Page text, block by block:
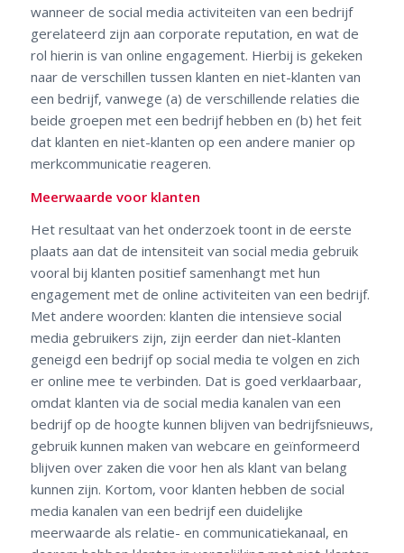
wanneer de social media activiteiten van een bedrijf
gerelateerd zijn aan corporate reputation, en wat de
rol hierin is van online engagement. Hierbij is gekeken
naar de verschillen tussen klanten en niet-klanten van
een bedrijf, vanwege (a) de verschillende relaties die
beide groepen met een bedrijf hebben en (b) het feit
dat klanten en niet-klanten op een andere manier op
merkcommunicatie reageren.
Meerwaarde voor klanten
Het resultaat van het onderzoek toont in de eerste
plaats aan dat de intensiteit van social media gebruik
vooral bij klanten positief samenhangt met hun
engagement met de online activiteiten van een bedrijf.
Met andere woorden: klanten die intensieve social
media gebruikers zijn, zijn eerder dan niet-klanten
geneigd een bedrijf op social media te volgen en zich
er online mee te verbinden. Dat is goed verklaarbaar,
omdat klanten via de social media kanalen van een
bedrijf op de hoogte kunnen blijven van bedrijfsnieuws,
gebruik kunnen maken van webcare en geïnformeerd
blijven over zaken die voor hen als klant van belang
kunnen zijn. Kortom, voor klanten hebben de social
media kanalen van een bedrijf een duidelijke
meerwaarde als relatie- en communicatiekanaal, en